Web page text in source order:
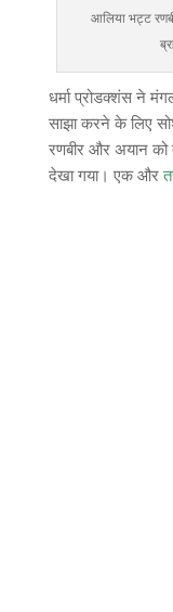
आलिया भट्ट
धर्मा प्रोडक्शंस ने
साझा करने के लिए
रणबीर और अयान
देखा गया। एक और